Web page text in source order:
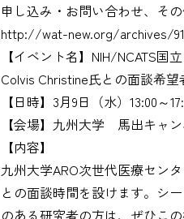
申し込み・お問い合わせ、そ
http://wat-new.org/archives/
【イベント名】NIH/NCATS
Colvis Christine氏との面談希
【日時】3月9日（水）13:00～
【会場】九州大学 馬出キャ
【内容】
九州大学ARO次世代医療セン
との面談時間を設けます。シ